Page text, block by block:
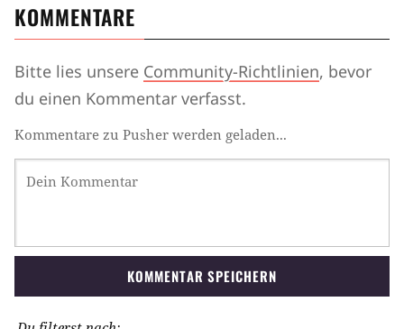
KOMMENTARE
Bitte lies unsere Community-Richtlinien, bevor
du einen Kommentar verfasst.
Kommentare zu Pusher werden geladen...
KOMMENTAR SPEICHERN